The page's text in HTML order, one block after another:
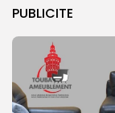
PUBLICITE